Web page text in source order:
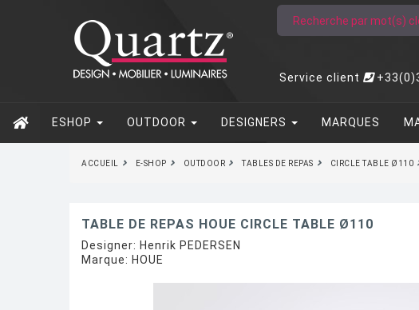
Service client
ESHOP OUTDOOR DESIGNERS MARQUES
ACCUEIL E-SHOP OUTDOOR TABLES DE REPAS CIRCLE TABLE Ø110
TABLE DE REPAS HOUE CIRCLE TABLE Ø110
Designer: Henrik PEDERSEN
Marque: HOUE